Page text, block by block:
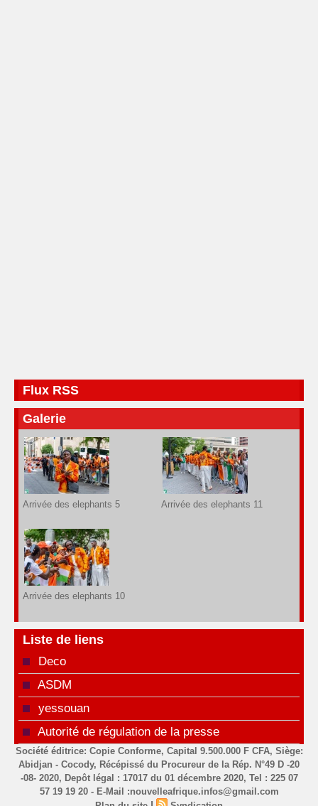
Flux RSS
Galerie
Arrivée des elephants 5 Arrivée des elephants 11
Arrivée des elephants 10
Liste de liens
Deco
ASDM
yessouan
Autorité de régulation de la presse
Société éditrice: Copie Conforme, Capital 9.500.000 F CFA, Siège:
Abidjan - Cocody, Récépissé du Procureur de la Rép. N°49 D -20
-08- 2020, Depôt légal : 17017 du 01 décembre 2020, Tel : 225 07
57 19 19 20 - E-Mail :nouvelleafrique.infos@gmail.com